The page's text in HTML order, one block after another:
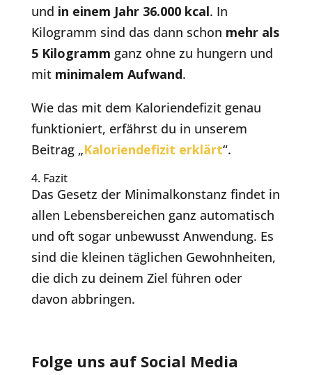
und in einem Jahr 36.000 kcal. In
Kilogramm sind das dann schon mehr als
5 Kilogramm ganz ohne zu hungern und
mit minimalem Aufwand.
Wie das mit dem Kaloriendefizit genau
funktioniert, erfährst du in unserem
Beitrag „Kaloriendefizit erklärt“.
4. Fazit
Das Gesetz der Minimalkonstanz findet in
allen Lebensbereichen ganz automatisch
und oft sogar unbewusst Anwendung. Es
sind die kleinen täglichen Gewohnheiten,
die dich zu deinem Ziel führen oder
davon abbringen.
Folge uns auf Social Media